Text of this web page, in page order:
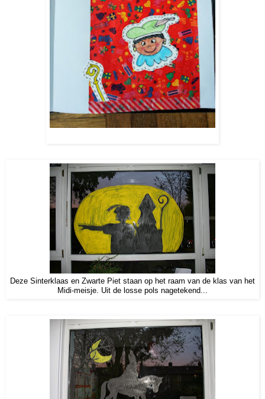
Deze Sinterklaas en Zwarte Piet staan op het raam van de klas van het
Midi-meisje. Uit de losse pols nagetekend...